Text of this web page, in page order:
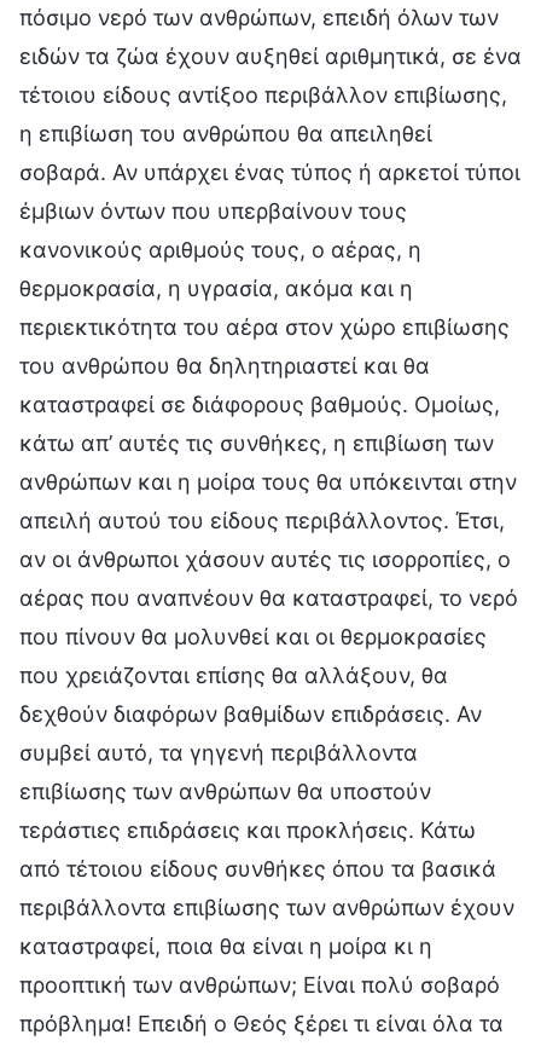
πόσιμο νερό των ανθρώπων, επειδή όλων των
ειδών τα ζώα έχουν αυξηθεί αριθμητικά, σε ένα
τέτοιου είδους αντίξοο περιβάλλον επιβίωσης,
η επιβίωση του ανθρώπου θα απειληθεί
σοβαρά. Αν υπάρχει ένας τύπος ή αρκετοί τύποι
έμβιων όντων που υπερβαίνουν τους
κανονικούς αριθμούς τους, ο αέρας, η
θερμοκρασία, η υγρασία, ακόμα και η
περιεκτικότητα του αέρα στον χώρο επιβίωσης
του ανθρώπου θα δηλητηριαστεί και θα
καταστραφεί σε διάφορους βαθμούς. Ομοίως,
κάτω απ’ αυτές τις συνθήκες, η επιβίωση των
ανθρώπων και η μοίρα τους θα υπόκεινται στην
απειλή αυτού του είδους περιβάλλοντος. Έτσι,
αν οι άνθρωποι χάσουν αυτές τις ισορροπίες, ο
αέρας που αναπνέουν θα καταστραφεί, το νερό
που πίνουν θα μολυνθεί και οι θερμοκρασίες
που χρειάζονται επίσης θα αλλάξουν, θα
δεχθούν διαφόρων βαθμίδων επιδράσεις. Αν
συμβεί αυτό, τα γηγενή περιβάλλοντα
επιβίωσης των ανθρώπων θα υποστούν
τεράστιες επιδράσεις και προκλήσεις. Κάτω
από τέτοιου είδους συνθήκες όπου τα βασικά
περιβάλλοντα επιβίωσης των ανθρώπων έχουν
καταστραφεί, ποια θα είναι η μοίρα κι η
προοπτική των ανθρώπων; Είναι πολύ σοβαρό
πρόβλημα! Επειδή ο Θεός ξέρει τι είναι όλα τα